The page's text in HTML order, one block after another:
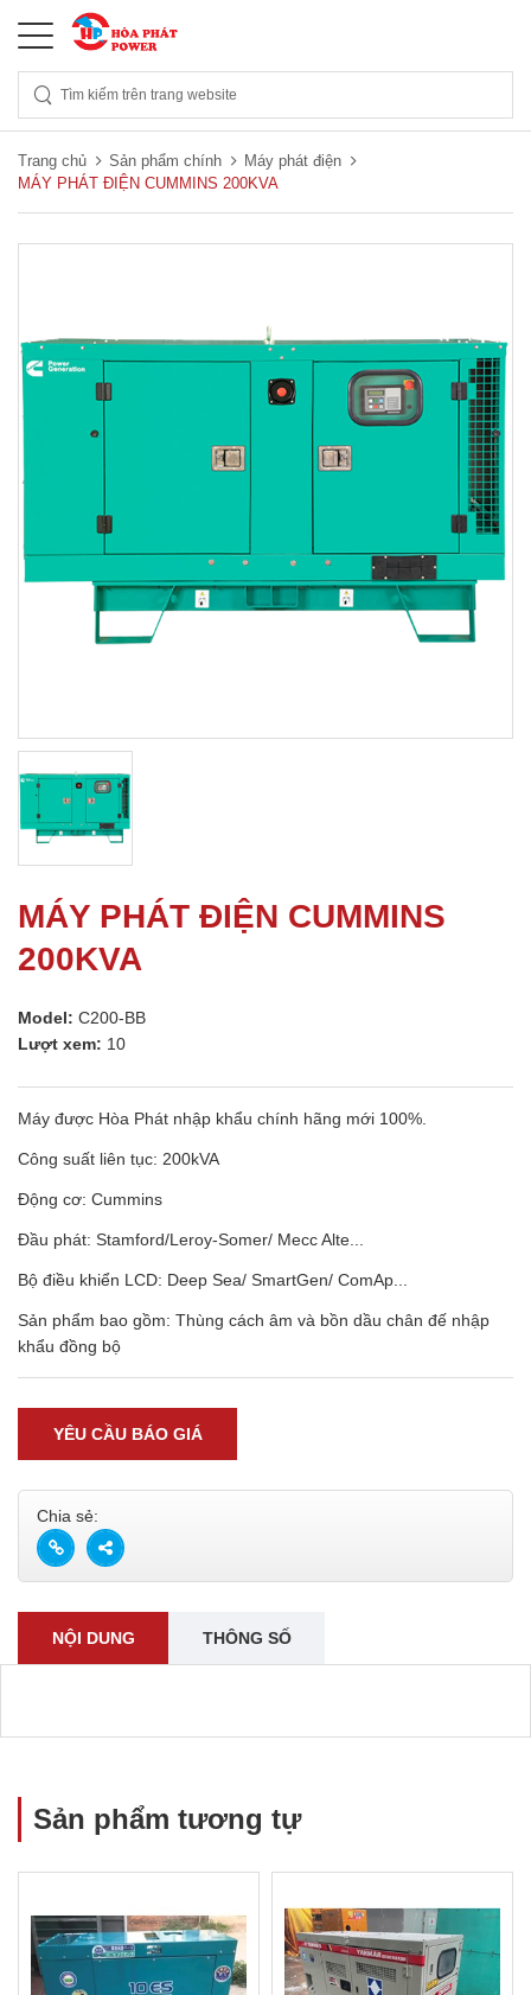
Trang chủ Sản phẩm chính
Máy phát điện
MÁY PHÁT ĐIỆN CUMMINS 200KVA
MÁY PHÁT ĐIỆN CUMMINS
200KVA
Model: C200-BB
Lượt xem: 10
Máy được Hòa Phát nhập khẩu chính hãng mới 100%.
Công suất liên tục: 200kVA
Động cơ: Cummins
Đầu phát: Stamford/Leroy-Somer/ Mecc Alte...
Bộ điều khiển LCD: Deep Sea/ SmartGen/ ComAp...
Sản phẩm bao gồm: Thùng cách âm và bồn dầu chân đế nhập
khẩu đồng bộ
YÊU CẦU BÁO GIÁ
Chia sẻ:
NỘI DUNG THÔNG SỐ
Sản phẩm tương tự